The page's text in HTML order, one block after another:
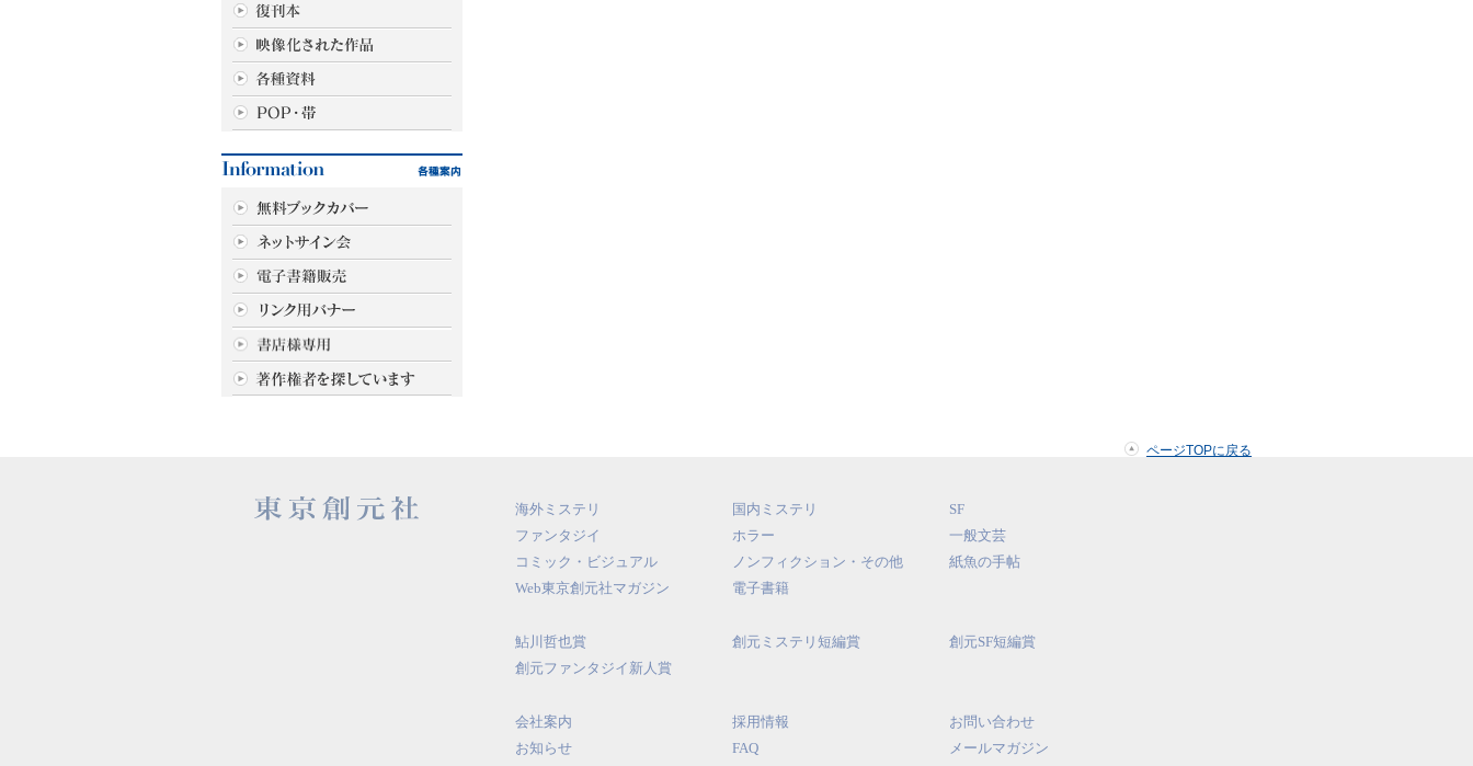
ページTOPに戻る
海外ミステリ 国内ミステリ
SF
ファンタジイ
ホラー
一般文芸
コミック・ビジュアル
ノンフィクション・その他
紙魚の手帖
Web東京創元社マガジン
電子書籍
鮎川哲也賞 創元ミステリ短編賞
創元SF短編賞
創元ファンタジイ新人賞
会社案内 採用情報
お問い合わせ
お知らせ
FAQ メールマガジン